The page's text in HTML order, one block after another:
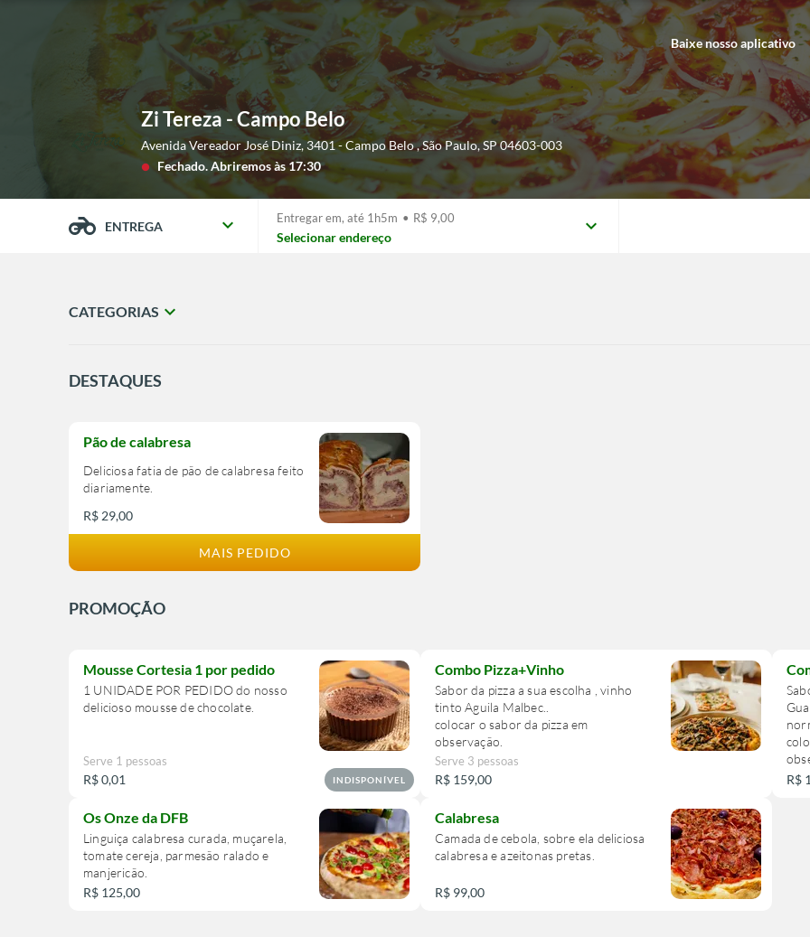
Baixe nosso aplicativo
Zi Tereza - Campo Belo
Avenida Vereador José Diniz, 3401 - Campo Belo,São Paulo,SP04603-003
lens Fechado.Abriremos às 17:30
ENTREGA expand_more Entregar em, até 1h5m • R$ 9,00
Selecionar endereço
expand_more
CATEGORIAS expand_more
DESTAQUES
Pão de calabresa
Deliciosa fatia de pão de calabresa feito
diariamente.
R$ 29,00
MAIS PEDIDO
PROMOÇÃO
Mousse Cortesia 1 por pedido
1 UNIDADE POR PEDIDO do nosso
delicioso mousse de chocolate.
Serve 1 pessoas
R$ 0,01 INDISPONÍVEL
Combo Pizza+Vinho
Sabor da pizza a sua escolha , vinho
tinto Aguila Malbec..
colocar o sabor da pizza em
observação.
Serve 3 pessoas
R$ 159,00
R$
Os Onze da DFB
Linguiça calabresa curada, muçarela,
tomate cereja, parmesão ralado e
manjericão.
R$ 125,00
Calabresa
Camada de cebola, sobre ela deliciosa
calabresa e azeitonas pretas.
R$ 99,00